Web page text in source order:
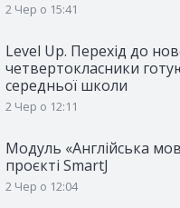
2 Чер о 15:41
Level Up. Перехід до
четвертокласники
середньої школи
2 Чер о 12:11
Модуль «Англійська
проєкті SmartJ
2 Чер о 12:04